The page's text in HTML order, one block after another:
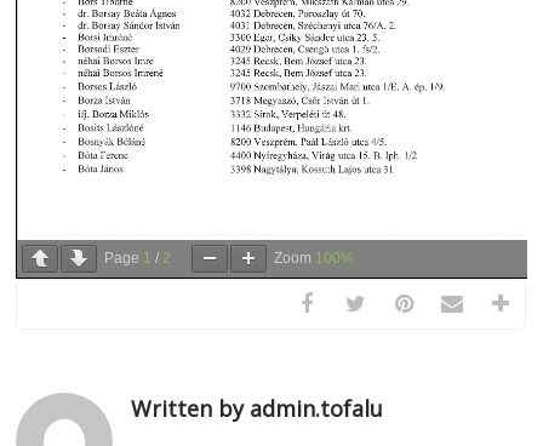
Page 1 / 2 Zoom 100%
Written by admin.tofalu